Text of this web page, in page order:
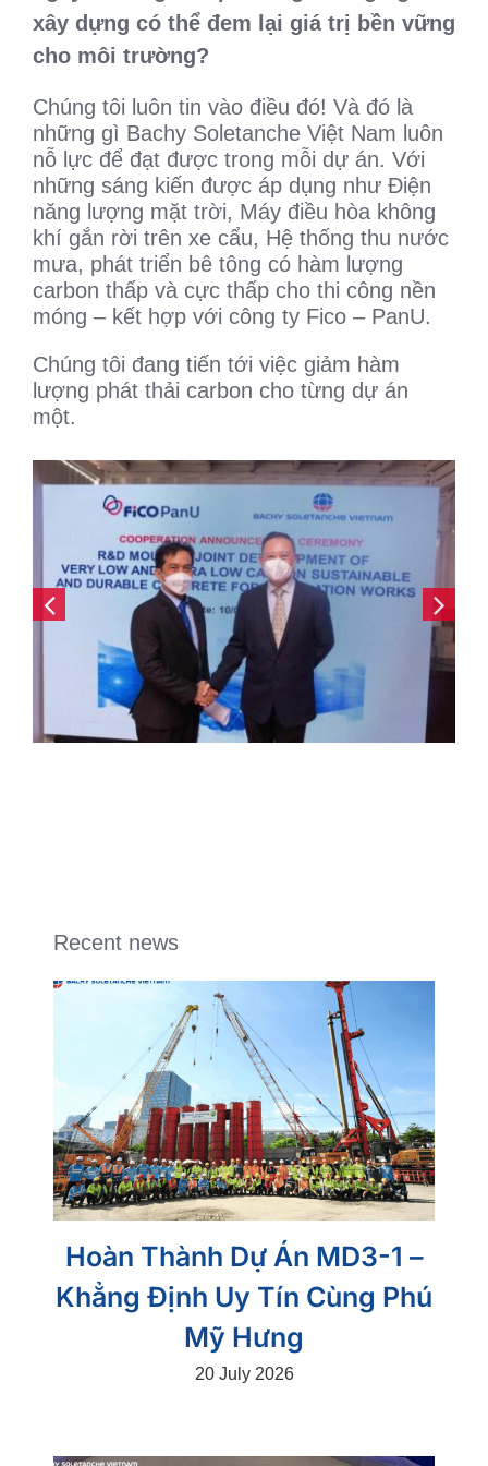
xây dựng có thể đem lại giá trị bền vững
cho môi trường?
Chúng tôi luôn tin vào điều đó! Và đó là
những gì Bachy Soletanche Việt Nam luôn
nỗ lực để đạt được trong mỗi dự án. Với
những sáng kiến được áp dụng như Điện
năng lượng mặt trời, Máy điều hòa không
khí gắn rời trên xe cẩu, Hệ thống thu nước
mưa, phát triển bê tông có hàm lượng
carbon thấp và cực thấp cho thi công nền
móng – kết hợp với công ty Fico – PanU.
Chúng tôi đang tiến tới việc giảm hàm
lượng phát thải carbon cho từng dự án
một.
Recent news
Hoàn Thành Dự Án MD3-1 –
Khẳng Định Uy Tín Cùng Phú
Mỹ Hưng
20 July 2026